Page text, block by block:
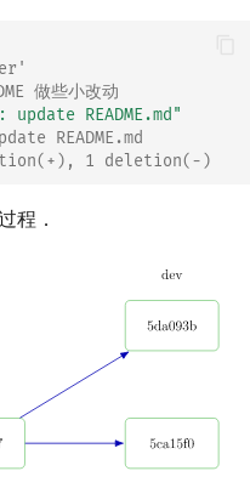
做些小改动
README.md"
README.md
1 deletion(-)
程．